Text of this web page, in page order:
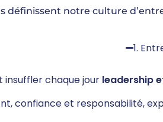
définissent notre culture
1.
insuffler chaque jour leadership
confiance et responsabilité,